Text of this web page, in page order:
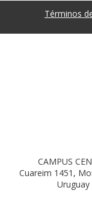
Términos
CAMPUS
Cuareim 1451,
Uruguay